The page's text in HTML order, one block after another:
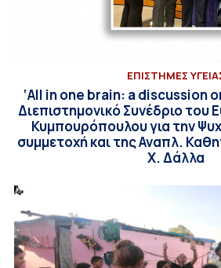
ΕΠΙΣΤΗΜΕΣ
‘All in one brain: a discussion
Διεπιστημονικό Συνέδριο του
Κυμπουρόπουλου για την
συμμετοχή και της Αναπλ.
Χ. Δάλλα